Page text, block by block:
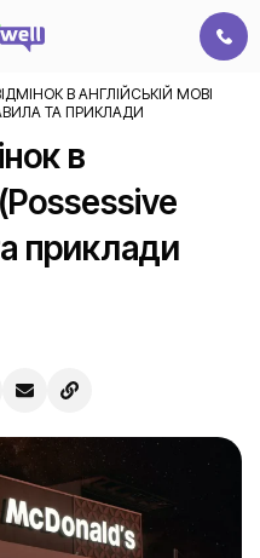
В АНГЛІЙСЬКІЙ МОВІ
ТА ПРИКЛАДИ
в
приклади